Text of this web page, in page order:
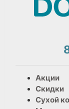
Акции
Скидки
Сухой